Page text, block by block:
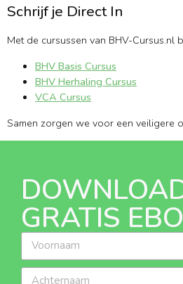
Schrijf je Direct In
Met de cursussen van BHV-
BHV Basis Cursus
BHV Herhaling Cursus
VCA Cursus
Samen zorgen we voor een veiligere
GRATIS